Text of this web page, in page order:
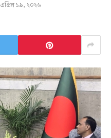
এপ্রিল ১৯, ২০২৬